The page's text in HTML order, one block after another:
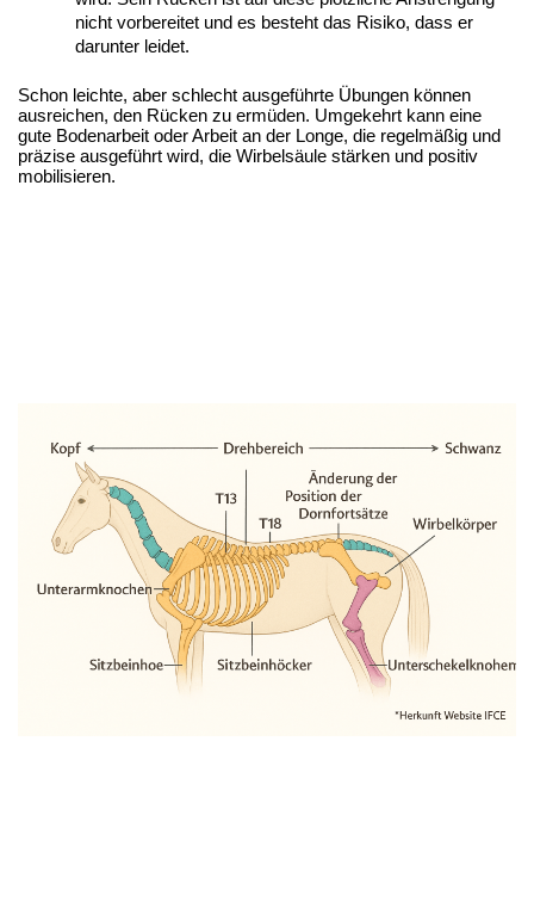
nicht vorbereitet und es besteht das Risiko, dass er
darunter leidet.
Schon leichte, aber schlecht ausgeführte Übungen können
ausreichen, den Rücken zu ermüden. Umgekehrt kann eine
gute Bodenarbeit oder Arbeit an der Longe, die regelmäßig und
präzise ausgeführt wird, die Wirbelsäule stärken und positiv
mobilisieren.